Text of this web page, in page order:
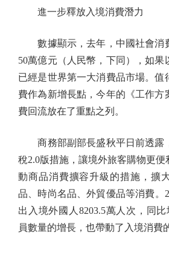
進一步釋放入境消費潛力
數據顯示，去年，中國社會消
50萬億元（人民幣，下同），如果
已經是世界第一大消費品市場。值
費作為新增長點，今年的《工作方
費回流放在了重點之列。
商務部副部長盛秋平日前透露
稅2.0版措施，讓境外旅客購物更
動商品消費擴容升級的措施，擴
品、時尚名品、外貿優品等消費。
出入境外國人8203.5萬人次，同比
員數量的增長，也帶動了入境消費